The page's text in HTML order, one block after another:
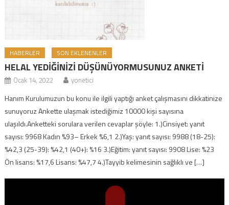
HABERLER SON EKLENENLER
HELAL YEDİĞİNİZİ DÜŞÜNÜYORMUSUNUZ ANKETİ
Ocak 14, 2022 yonetici
Hanım Kurulumuzun bu konu ile ilgili yaptığı anket çalışmasını dikkatinize
sunuyoruz Ankette ulaşmak istediğimiz 10000 kişi sayısına
ulaşıldı.Anketteki sorulara verilen cevaplar şöyle: 1.)Cinsiyet: yanıt
sayısı: 9968 Kadın %93– Erkek %6,1 2.)Yaş: yanıt sayısı: 9988 (18-25):
%42,3 (25-39): %42,1 (40+): %16 3.)Eğitim: yanıt sayısı: 9908 Lise: %23
Ön lisans: %17,6 Lisans: %47,7 4.)Tayyib kelimesinin sağlıklı ve […]